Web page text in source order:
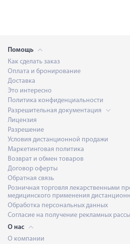
Помощь
Как сделать заказ
Оплата и бронирование
Доставка
Это интересно
Политика конфиденциальности
Разрешительная документация
Лицензия
Разрешение
Условия дистанционной продажи
Маркетинговая политика
Возврат и обмен товаров
Договор оферты
Обратная связь
Розничная торговля лекарственными
медицинского применения
Обработка персональных данных
Согласие на получение рекламных
О нас
О компании